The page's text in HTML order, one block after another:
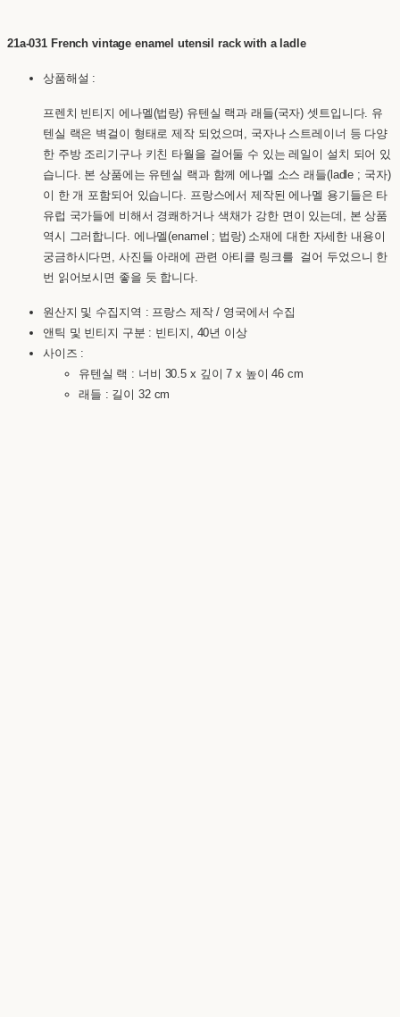
21a-031 French vintage enamel utensil rack with a ladle
상품해설 :
프렌치 빈티지 에나멜(법랑) 유텐실 랙과 래들(국자) 셋트입니다. 유
텐실 랙은 벽걸이 형태로 제작 되었으며, 국자나 스트레이너 등 다양
한 주방 조리기구나 키친 타월을 걸어둘 수 있는 레일이 설치 되어 있
습니다. 본 상품에는 유텐실 랙과 함께 에나멜 소스 래들(ladle ; 국자)
이 한 개 포함되어 있습니다. 프랑스에서 제작된 에나멜 용기들은 타
유럽 국가들에 비해서 경쾌하거나 색채가 강한 면이 있는데, 본 상품
역시 그러합니다. 에나멜(enamel ; 법랑) 소재에 대한 자세한 내용이
궁금하시다면, 사진들 아래에 관련 아티클 링크를 걸어 두었으니 한
번 읽어보시면 좋을 듯 합니다.
원산지 및 수집지역 : 프랑스 제작 / 영국에서 수집
앤틱 및 빈티지 구분 : 빈티지, 40년 이상
사이즈 :
유텐실 랙 : 너비 30.5 x 깊이 7 x 높이 46 cm
래들 : 길이 32 cm